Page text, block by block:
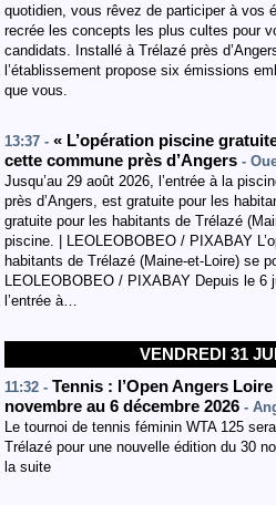
quotidien, vous rêvez de participer à vos
recrée les concepts les plus cultes pour
candidats. Installé à Trélazé près
l’établissement propose six émissions
que vous.
13:37 - « L’opération piscine
cette commune près d’Angers -
Jusqu’au 29 août 2026, l’entrée à la
près d’Angers, est gratuite pour les
gratuite pour les habitants de Trélazé
piscine. | LEOLEOBOBEO / PIXABAY
habitants de Trélazé (Maine-et-Loire) se
LEOLEOBOBEO / PIXABAY Depuis le 6
l’entrée à…
VENDREDI 31
11:32 - Tennis : l’Open Angers
novembre au 6 décembre 2026 -
Le tournoi de tennis féminin WTA 125
Trélazé pour une nouvelle édition du 30
la suite